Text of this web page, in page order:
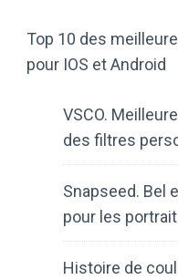
Top 10 des
pour IOS et Android
VSCO.
des filtres
Snapseed. Bel
pour les
Histoire de